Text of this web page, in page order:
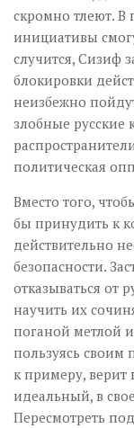
скромно тлеют. В
инициативы
случится, Сизиф
блокировки
неизбежно
злобные
политическая
Вместо того,
бы принудить к
действительно
безопасности.
отказываться от
научить их
поганой метлой
пользуясь своим
к примеру, верит
идеальный, в
Пересмотреть